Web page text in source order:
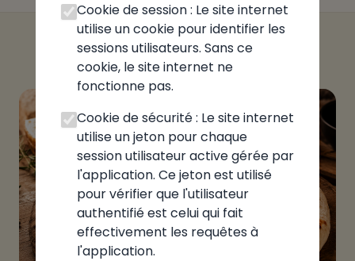
Cookie de session : Le site internet
utilise un cookie pour identifier les
sessions utilisateurs. Sans ce
cookie, le site internet ne
fonctionne pas.
Cookie de sécurité : Le site internet
utilise un jeton pour chaque
session utilisateur active gérée par
l'application. Ce jeton est utilisé
pour vérifier que l'utilisateur
authentifié est celui qui fait
effectivement les requêtes à
l'application.